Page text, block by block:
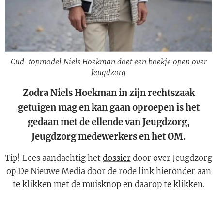
Oud-topmodel Niels Hoekman doet een boekje open over
Jeugdzorg
Zodra Niels Hoekman in zijn rechtszaak
getuigen mag en kan gaan oproepen is het
gedaan met de ellende van Jeugdzorg,
Jeugdzorg medewerkers en het OM.
Tip! Lees aandachtig hetdossierdoor over Jeugdzorg
op De Nieuwe Media door de rode link hieronder aan
te klikken met de muisknop en daarop te klikken.